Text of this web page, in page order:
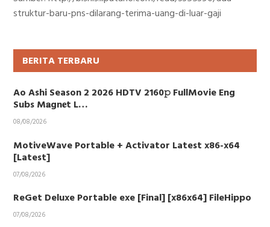
struktur-baru-pns-dilarang-terima-uang-di-luar-gaji
BERITA TERBARU
Ao Ashi Season 2 2026 HDTV 2160𝚙 FullMovie Eng
Subs M𝐚gn𝐞t L…
08/08/2026
MotiveWave Portable + Activator Latest x86-x64
[Latest]
07/08/2026
ReGet Deluxe Portable exe [Final] [x86x64] FileHippo
07/08/2026